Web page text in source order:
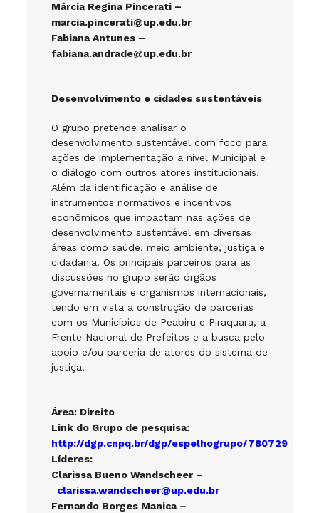
Márcia Regina Pincerati –
marcia.pincerati@up.edu.br
Fabiana Antunes –
fabiana.andrade@up.edu.br
Desenvolvimento e cidades sustentáveis
O grupo pretende analisar o
desenvolvimento sustentável com foco para
ações de implementação a nível Municipal e
o diálogo com outros atores institucionais.
Além da identificação e análise de
instrumentos normativos e incentivos
econômicos que impactam nas ações de
desenvolvimento sustentável em diversas
áreas como saúde, meio ambiente, justiça e
cidadania. Os principais parceiros para as
discussões no grupo serão órgãos
governamentais e organismos internacionais,
tendo em vista a construção de parcerias
com os Municípios de Peabiru e Piraquara, a
Frente Nacional de Prefeitos e a busca pelo
apoio e/ou parceria de atores do sistema de
justiça.
Área: Direito
Link do Grupo de pesquisa:
http://dgp.cnpq.br/dgp/espelhogrupo/780729
Líderes:
Clarissa Bueno Wandscheer –
clarissa.wandscheer@up.edu.br
Fernando Borges Manica –